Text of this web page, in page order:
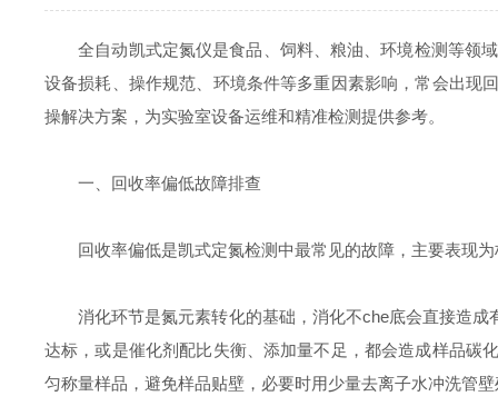
全自动凯式定氮仪是食品、饲料、粮油、环境检测等领域
设备损耗、操作规范、环境条件等多重因素影响，常会出现
操解决方案，为实验室设备运维和精准检测提供参考。
一、回收率偏低故障排查
回收率偏低是凯式定氮检测中最常见的故障，主要表现为
消化环节是氮元素转化的基础，消化不che底会直接造成
达标，或是催化剂配比失衡、添加量不足，都会造成样品碳
匀称量样品，避免样品贴壁，必要时用少量去离子水冲洗管